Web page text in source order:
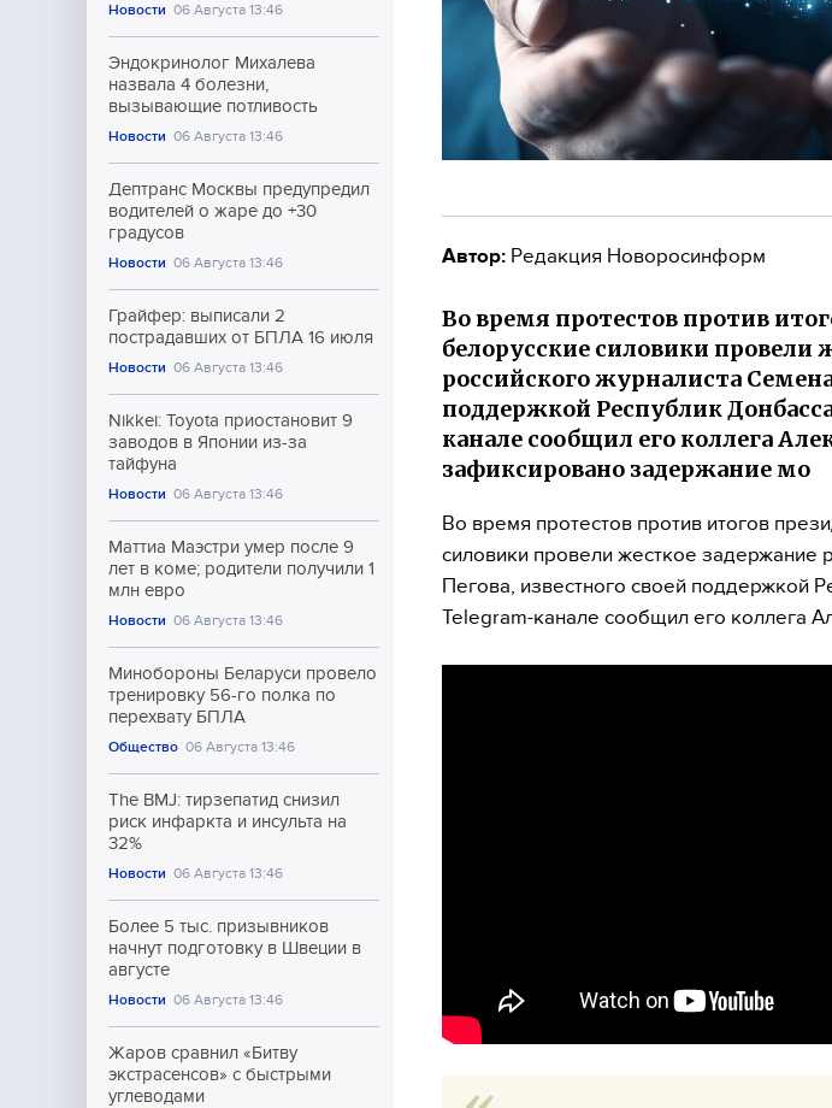
Новости 06 Августа 13:46
Эндокринолог Михалева
назвала 4 болезни,
вызывающие потливость
Новости 06 Августа 13:46
Дептранс Москвы предупредил
водителей о жаре до +30
градусов
Новости 06 Августа 13:46
Грайфер: выписали 2
пострадавших от БПЛА 16 июля
Новости 06 Августа 13:46
Nikkei: Toyota приостановит 9
заводов в Японии из-за
тайфуна
Новости 06 Августа 13:46
Маттиа Маэстри умер после 9
лет в коме; родители получили 1
млн евро
Новости 06 Августа 13:46
Минобороны Беларуси провело
тренировку 56-го полка по
перехвату БПЛА
Общество 06 Августа 13:46
The BMJ: тирзепатид снизил
риск инфаркта и инсульта на
32%
Новости 06 Августа 13:46
Более 5 тыс. призывников
начнут подготовку в Швеции в
августе
Новости 06 Августа 13:46
Жаров сравнил «Битву
экстрасенсов» с быстрыми
углеводами
Автор: Редакция Новоросинформ
Во время протестов против
белорусские силовики провели
российского журналиста
поддержкой Республик
канале сообщил его коллега
зафиксировано задержание мо
Во время протестов против итогов
силовики провели жесткое задержание
Пегова, известного своей поддержкой
Telegram-канале сообщил его коллега